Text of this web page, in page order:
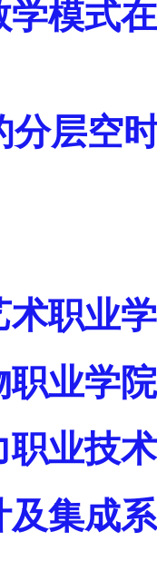
模式
层空
术职业
职业学院
业技
及集成